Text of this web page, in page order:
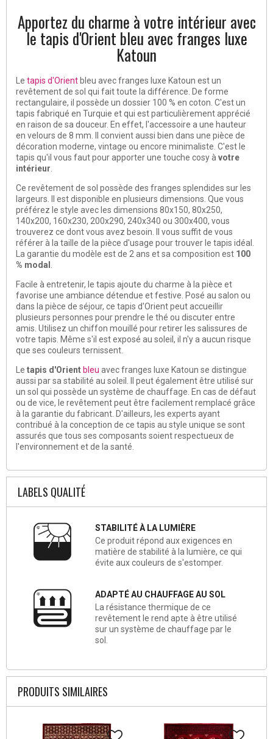
Apportez du charme à votre intérieur avec
le tapis d'Orient bleu avec franges luxe
Katoun
Le tapis d'Orient bleu avec franges luxe Katoun est un
revêtement de sol qui fait toute la différence. De forme
rectangulaire, il possède un dossier 100 % en coton. C'est un
tapis fabriqué en Turquie et qui est particulièrement apprécié
en raison de sa douceur. En effet, l'accessoire a une hauteur
en velours de 8 mm. Il convient aussi bien dans une pièce de
décoration moderne, vintage ou encore minimaliste. C'est le
tapis qu'il vous faut pour apporter une touche cosy à votre
intérieur
Ce revêtement de sol possède des franges splendides sur les
largeurs. Il est disponible en plusieurs dimensions. Que vous
préférez le style avec les dimensions 80x150, 80x250,
140x200, 160x230, 200x290, 240x340 ou 300x400, vous
trouverez ce dont vous avez besoin. Il vous suffit de vous
référer à la taille de la pièce d'usage pour trouver le tapis idéal.
La garantie du modèle est de 2 ans et sa composition est 100
% modal
Facile à entretenir, le tapis ajoute du charme à la pièce et
favorise une ambiance détendue et festive. Posé au salon ou
dans la pièce de séjour, ce tapis d'Orient peut accueillir
plusieurs personnes pour prendre le thé ou discuter entre
amis. Utilisez un chiffon mouillé pour retirer les salissures de
votre tapis. Même s'il est exposé au soleil, il n'y a aucun risque
que ses couleurs ternissent.
Le tapis d'Orient bleu avec franges luxe Katoun se distingue
aussi par sa stabilité au soleil. Il peut également être utilisé sur
un sol qui possède un système de chauffage. En cas de défaut
ou de vice, le revêtement peut être facilement remplacé grâce
à la garantie du fabricant. D'ailleurs, les experts ayant
contribué à la conception de ce tapis au style unique se sont
assurés que tous ses composants soient respectueux de
l'environnement et de la santé.
LABELS QUALITÉ
STABILITÉ À LA LUMIÈRE
Ce produit répond aux exigences en
matière de stabilité à la lumière, ce qui
évite aux couleurs de s'estomper.
ADAPTÉ AU CHAUFFAGE AU SOL
La résistance thermique de ce
revêtement le rend apte à être utilisé
sur un système de chauffage par le
sol.
PRODUITS SIMILAIRES